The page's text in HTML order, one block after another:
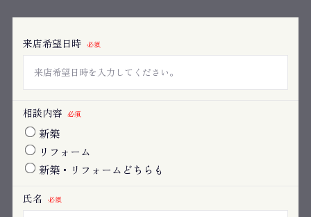
来店希望日時 必須
相談内容 必須
新築
リフォーム
新築・リフォームどちらも
氏名 必須